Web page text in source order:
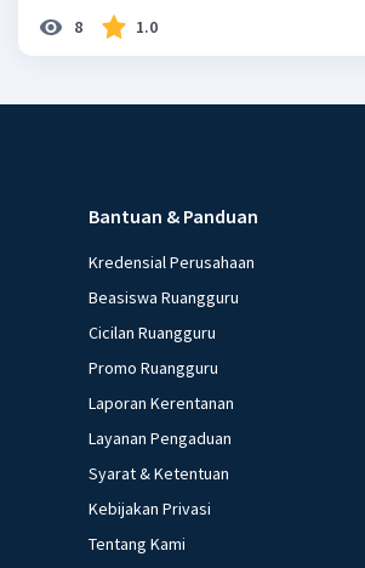
8 1.0
Bantuan & Panduan
Kredensial Perusahaan
Beasiswa Ruangguru
Cicilan Ruangguru
Promo Ruangguru
Laporan Kerentanan
Layanan Pengaduan
Syarat & Ketentuan
Kebijakan Privasi
Tentang Kami